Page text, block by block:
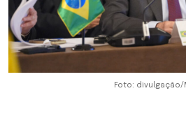
Foto: divulgação/